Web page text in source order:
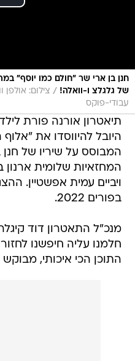
חנן בן ארי שר "חולם כמו יוסף"
של גלגלצ ו-וואלה! / צילום: אולפן
עבודי-פוקס
תיאטרון אורנה פורת
היובל להיווסדו את
המבוסס על שיריו של
המחזאיות שלומית ארנון
ויביים עמית אפשטיין.
בפורים 2022.
מנכ"ל התאטרון דוד
חלמנו עליה חיפשנו
התוכן הכי איכותי, מבוקש